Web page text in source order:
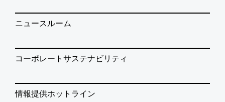
ニュースルーム
コーポレートサステナビリティ
情報提供ホットライン